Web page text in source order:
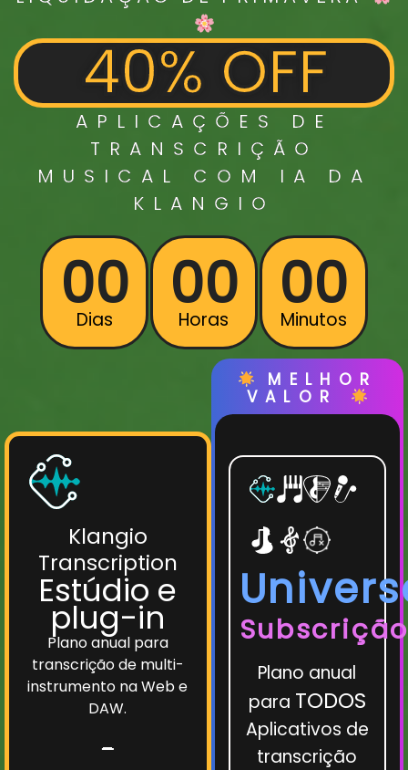
40% OFF
APLICAÇÕES DE
TRANSCRIÇÃO
MUSICAL
COM IA DA
KLANGIO
00
Dias 00
Horas 00
Minutos
Klangio
Transcription
Estúdio e
plug-in
Plano anual para
transcrição de multi-
instrumento na Web e
DAW.
-
MELHOR
VALOR
Subscrição
Plano anual
para TODOS
Aplicativos de
transcrição